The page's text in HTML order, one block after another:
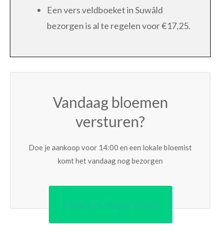
Een vers veldboeket in Suwâld
bezorgen is al te regelen voor €17,25.
Vandaag bloemen
versturen?
Doe je aankoop voor 14:00 en een lokale bloemist
komt het vandaag nog bezorgen
Naar het assortiment